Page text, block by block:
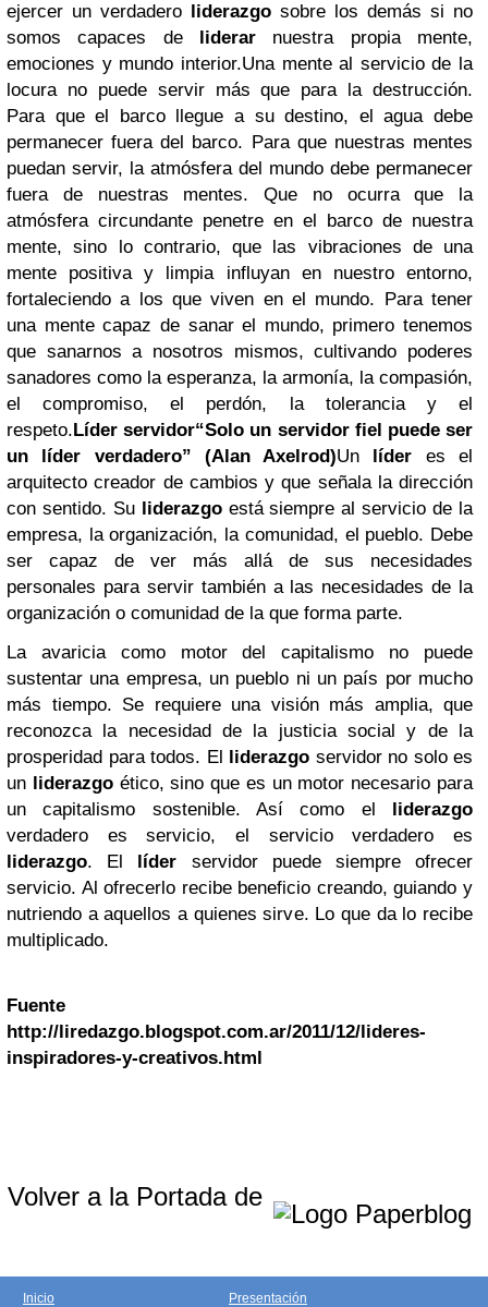
ejercer un verdadero liderazgo sobre los demás si no
somos capaces de liderar nuestra propia mente,
emociones y mundo interior.Una mente al servicio de la
locura no puede servir más que para la destrucción.
Para que el barco llegue a su destino, el agua debe
permanecer fuera del barco. Para que nuestras mentes
puedan servir, la atmósfera del mundo debe permanecer
fuera de nuestras mentes. Que no ocurra que la
atmósfera circundante penetre en el barco de nuestra
mente, sino lo contrario, que las vibraciones de una
mente positiva y limpia influyan en nuestro entorno,
fortaleciendo a los que viven en el mundo. Para tener
una mente capaz de sanar el mundo, primero tenemos
que sanarnos a nosotros mismos, cultivando poderes
sanadores como la esperanza, la armonía, la compasión,
el compromiso, el perdón, la tolerancia y el
respeto.Líder servidor“Solo un servidor fiel puede ser
un líder verdadero” (Alan Axelrod)Un líder es el
arquitecto creador de cambios y que señala la dirección
con sentido. Su liderazgoestá siempre al servicio de la
empresa, la organización, la comunidad, el pueblo. Debe
ser capaz de ver más allá de sus necesidades
personales para servir también a las necesidades de la
organización o comunidad de la que forma parte.
La avaricia como motor del capitalismo no puede
sustentar una empresa, un pueblo ni un país por mucho
más tiempo. Se requiere una visión más amplia, que
reconozca la necesidad de la justicia social y de la
prosperidad para todos. El liderazgo servidor no solo es
un liderazgoético, sino que es un motor necesario para
un capitalismo sostenible. Así como el liderazgo
verdadero es servicio, el servicio verdadero es
liderazgo. El líder servidor puede siempre ofrecer
servicio. Al ofrecerlo recibe beneficio creando, guiando y
nutriendo a aquellos a quienes sirve. Lo que da lo recibe
multiplicado.
Fuente
http://liredazgo.blogspot.com.ar/2011/12/lideres-
inspiradores-y-creativos.html
Volver a la Portada de
Inicio Presentación